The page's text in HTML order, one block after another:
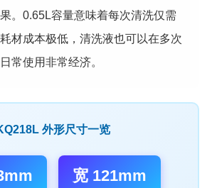
。0.65L容量意味着每次清洗仅需
材成本极低，清洗液也可以在多次
常使用非常经济。
外形尺寸一览
宽 121mm